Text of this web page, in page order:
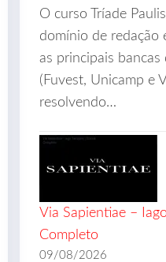
O curso Tríade
domínio de redação
as principais bancas
(Fuvest, Unicamp e
resolvendo…
Via Sapientiae –
Completo
09/08/2026